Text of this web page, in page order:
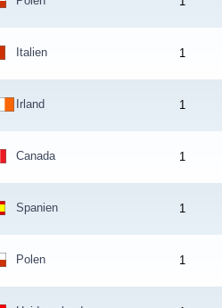
Italien 1
Irland 1
Canada 1
Spanien 1
Polen 1